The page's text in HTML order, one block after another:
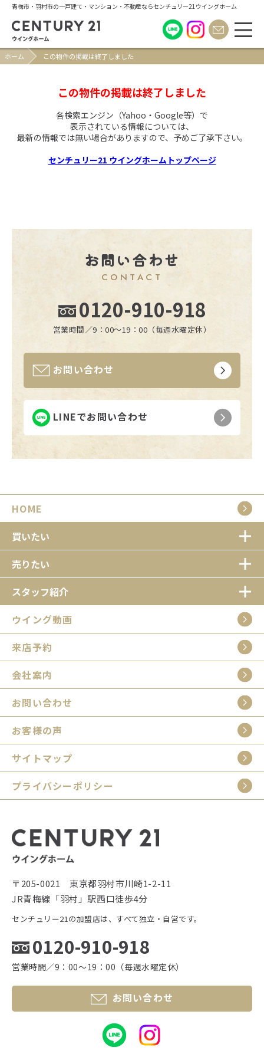
青梅市・羽村市の一戸建て・マンション・不動産ならセンチュリー21ウイングホーム
ホーム この物件の掲載は終了しました
この物件の掲載は終了しました
各検索エンジン（Yahoo・Google等）で
表示されている情報については、
最新の情報では無い場合がありますので、 予めご了承下さい。
センチュリー21 ウイングホームトップページ
お問い合わせ
CONTACT
0120-910-918
営業時間／9：00〜19：00（毎週水曜定休）
お問い合わせ
LINEでお問い合わせ
HOME
買いたい
売りたい
スタッフ紹介
ウイング動画
来店予約
会社案内
お問い合わせ
お客様の声
サイトマップ
プライバシーポリシー
〒205-0021 東京都羽村市川崎1-2-11
JR青梅線「羽村」駅西口徒歩4分
センチュリー21の加盟店は、すべて独立・自営です。
0120-910-918
営業時間／9：00〜19：00（毎週水曜定休）
お問い合わせ